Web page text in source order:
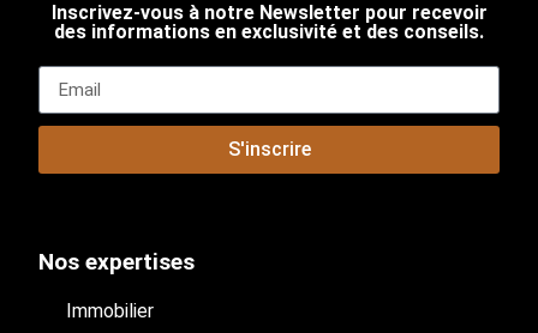
Inscrivez-vous à notre Newsletter pour recevoir
des informations en exclusivité et des conseils.
S'inscrire
Nos expertises
Immobilier